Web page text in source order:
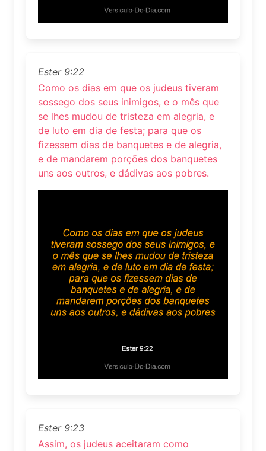
Ester 9:22
Como os dias em que os judeus tiveram
sossego dos seus inimigos, e o mês que
se lhes mudou de tristeza em alegria, e
de luto em dia de festa; para que os
fizessem dias de banquetes e de alegria,
e de mandarem porções dos banquetes
uns aos outros, e dádivas aos pobres.
Ester 9:23
Assim, os judeus aceitaram como